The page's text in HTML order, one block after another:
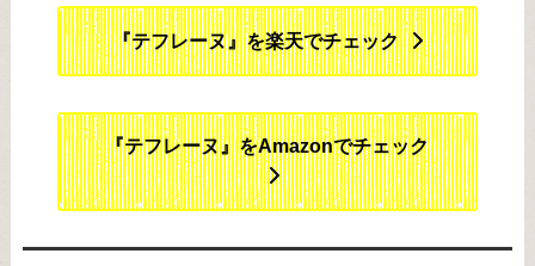
『テフレーヌ』を楽天でチェック
『テフレーヌ』をAmazonでチェック